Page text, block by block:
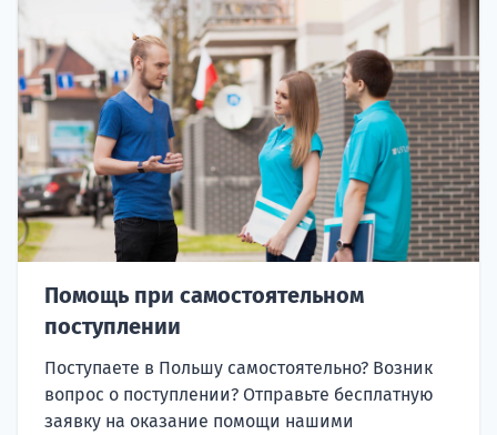
Помощь при самостоятельном
поступлении
Поступаете в Польшу самостоятельно? Возник
вопрос о поступлении? Отправьте бесплатную
заявку на оказание помощи нашими